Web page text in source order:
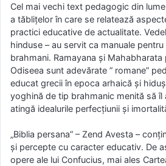
Cel mai vechi text pedagogic din
a tăblițelor în care se relatează
practici educative de actualitate.
hinduse – au servit ca manuale
brahmani. Ramayana și Mahabharata
Odiseea sunt adevărate ” romane”
educat grecii în epoca arhaică și
yoghină de tip brahmanic menită să îl
atingă idealurile perfecțiunii și
„Biblia persana” – Zend Avesta –
și percepte cu caracter educativ. De
opere ale lui Confucius, mai ales